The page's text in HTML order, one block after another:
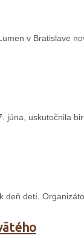
v Bratislave
júna, uskutočnila
detí.